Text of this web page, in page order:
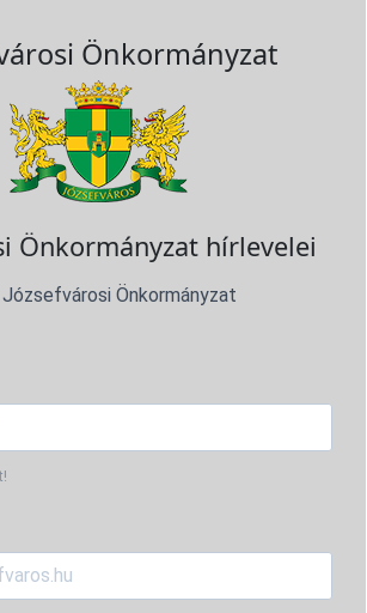
Önkormányzat
Önkormányzat hírlevelei
Önkormányzat